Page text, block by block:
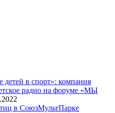
детей в спорт»: компания
радио на форуме «МЫ
в СоюзМультПарке